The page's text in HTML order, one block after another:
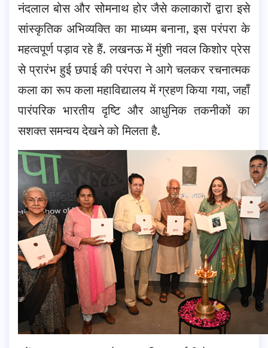
नंदलाल बोस और सोमनाथ होर जैसे कलाकारों द्वारा इसे
सांस्कृतिक अभिव्यक्ति का माध्यम बनाना, इस परंपरा के
महत्वपूर्ण पड़ाव रहे हैं. लखनऊ में मुंशी नवल किशोर प्रेस
से प्रारंभ हुई छपाई की परंपरा ने आगे चलकर रचनात्मक
कला का रूप कला महाविद्यालय में ग्रहण किया गया, जहाँ
पारंपरिक भारतीय दृष्टि और आधुनिक तकनीकों का
सशक्त समन्वय देखने को मिलता है.